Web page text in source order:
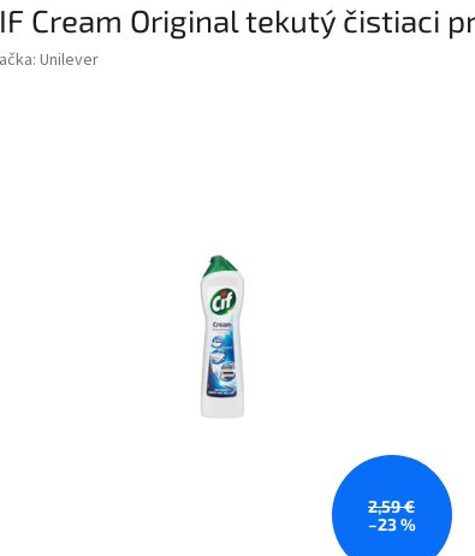
Cream Original tekutý čistiaci
Unilever
2,59 €
–23 %